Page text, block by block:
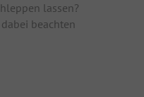
lassen?
beachten